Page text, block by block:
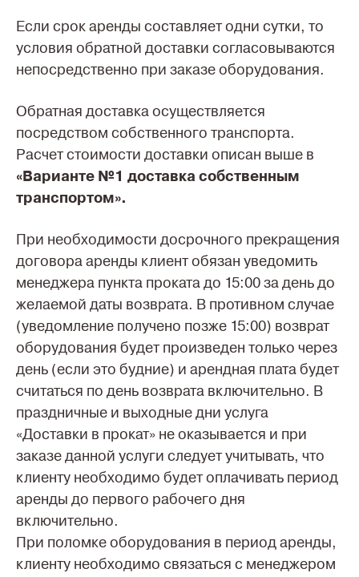
Если срок аренды составляет одни сутки, то
условия обратной доставки согласовываются
непосредственно при заказе оборудования.
Обратная доставка осуществляется
посредством собственного транспорта.
Расчет стоимости доставки описан выше в
«Варианте №1 доставка собственным
транспортом».
При необходимости досрочного прекращения
договора аренды клиент обязан уведомить
менеджера пункта проката до 15:00 за день до
желаемой даты возврата. В противном случае
(уведомление получено позже 15:00) возврат
оборудования будет произведен только через
день (если это будние) и арендная плата будет
считаться по день возврата включительно. В
праздничные и выходные дни услуга
«Доставки в прокат» не оказывается и при
заказе данной услуги следует учитывать, что
клиенту необходимо будет оплачивать период
аренды до первого рабочего дня
включительно.
При поломке оборудования в период аренды,
клиенту необходимо связаться с менеджером